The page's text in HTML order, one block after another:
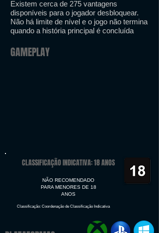
Existem cerca de 275 vantagens
disponíveis para o jogador desbloquear.
Não há limite de nível e o jogo não termina
quando a história principal é concluída
GAMEPLAY
CLASSIFICAÇÃO INDICATIVA: 18 ANOS
NÃO RECOMENDADO
PARA MENORES DE 18
ANOS
Classificação: Coordenação de Classificação Indicativa